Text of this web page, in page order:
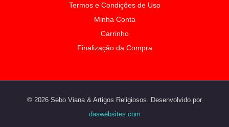
Termos e Condições de Uso
Minha Conta
Carrinho
Finalização da Compra
© 2026 Sebo Viana & Artigos Religiosos. Desenvolvido por
daswebsites.com